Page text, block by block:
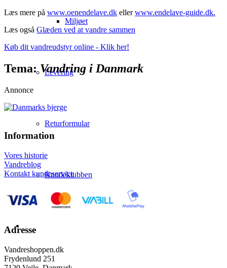
Miljøet
Levering
Returformular
Kundeklubben
Læs mere på www.oenendelave.dk ellerwww.endelave-guide.dk.
Læs også Glæden ved at vandre sammen
Køb dit vandreudstyr online - Klik her!
Tema:Vandring i Danmark
Annonce
Information
Vores historie
Vandreblog
Kontakt kundeservice
Adresse
Vandreshoppen.dk
Frydenlund 251